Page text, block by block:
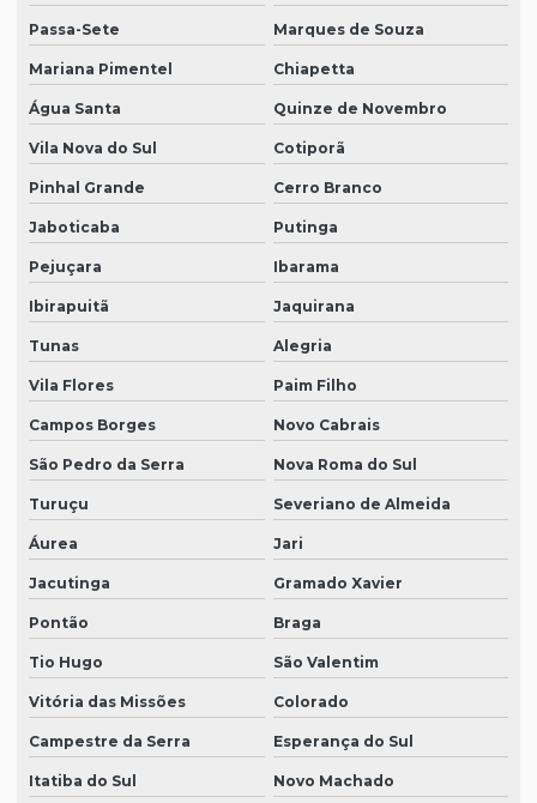
Passa-Sete Marques de Souza
Mariana Pimentel Chiapetta
Água Santa Quinze de Novembro
Vila Nova do Sul Cotiporã
Pinhal Grande Cerro Branco
Jaboticaba Putinga
Pejuçara Ibarama
Ibirapuitã Jaquirana
Tunas Alegria
Vila Flores Paim Filho
Campos Borges Novo Cabrais
São Pedro da Serra Nova Roma do Sul
Turuçu Severiano de Almeida
Áurea Jari
Jacutinga Gramado Xavier
Pontão Braga
Tio Hugo São Valentim
Vitória das Missões Colorado
Campestre da Serra Esperança do Sul
Itatiba do Sul Novo Machado